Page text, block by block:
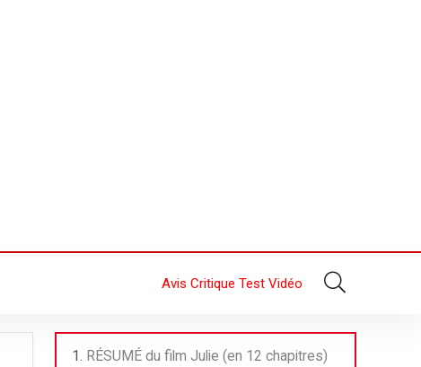
Avis Critique Test Vidéo
RÉSUMÉ du film Julie (en 12 chapitres)